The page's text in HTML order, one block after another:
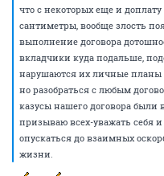
что с некоторых еще и
сантиметры, вообще злость
выполнение договора
вкладчики куда подальше,
нарушаются их личные планы
но разобраться с любым
казусы нашего договора
призываю всех-уважать себя
опускаться до взаимных
жизни.